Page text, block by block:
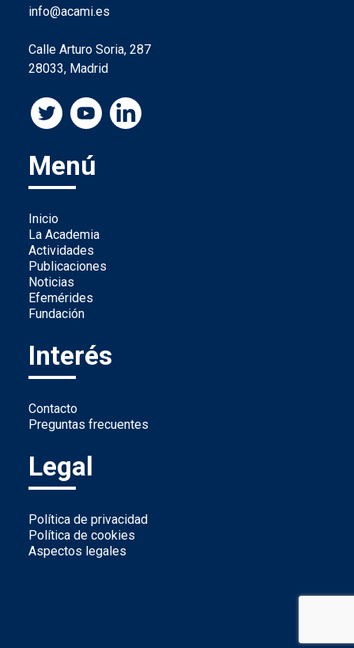
info@acami.es
Calle Arturo Soria, 287
28033, Madrid
Menú
Inicio
La Academia
Actividades
Publicaciones
Noticias
Efemérides
Fundación
Interés
Contacto
Preguntas frecuentes
Legal
Política de privacidad
Política de cookies
Aspectos legales